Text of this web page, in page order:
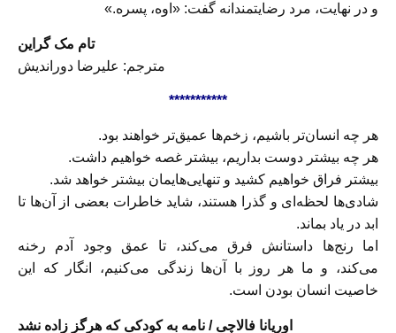
و در ‌‌نهایت، مرد رضایت­مندانه گفت: «اوه، پسره.»
تام مک گراین
مترجم: علیرضا دوراندیش
***********
هر چه انسان‌تر باشیم، زخم‌ها عمیق‌تر خواهند بود.
هر چه بیشتر دوست بداریم، بیشتر غصه خواهیم داشت.
بیشتر فراق خواهیم کشید و تنهایی‌هایمان بیشتر خواهد شد.
شادی‌ها لحظه‌ای و گذرا هستند، شاید خاطرات بعضی از آن‌ها تا
ابد در یاد بماند.
اما رنج‌ها داستانش فرق می‌کند، تا عمق وجود آدم رخنه
می‌کند، و ما هر روز با آن‌ها زندگی می‌کنیم، انگار که این
خاصیت انسان بودن است.
اوریانا فالاچی / نامه به کودکی که هرگز زاده نشد